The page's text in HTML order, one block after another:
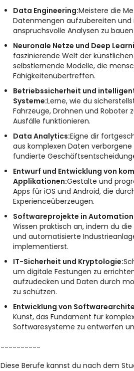
Data Engineering:Meistere die
Datenmengen aufzubereiten und
anspruchsvolle Analysen zu bauen.
Neuronale Netze und Deep
faszinierende Welt der
selbstlernende Modelle, die
Fähigkeitenübertreffen.
Betriebssicherheit und
Systeme:Lerne, wie du
Fahrzeuge, Drohnen und Roboter
Ausfälle funktionieren.
Data Analytics:Eigne dir
aus komplexen Daten
fundierte
Entwurf und Entwicklung von
Applikationen:Gestalte und
Apps für iOS und Android, die
Experienceüberzeugen.
Softwareprojekte in Automation
Wissen praktisch an, indem du
und automatisierte
implementierst.
IT-Sicherheit und Kryptologie:
um digitale Festungen zu
aufzudecken und Daten durch
zu schützen.
Entwicklung von
Kunst, das Fundament für
Softwaresysteme zu entwerfen
----------
Diese Berufe kannst du nach dem